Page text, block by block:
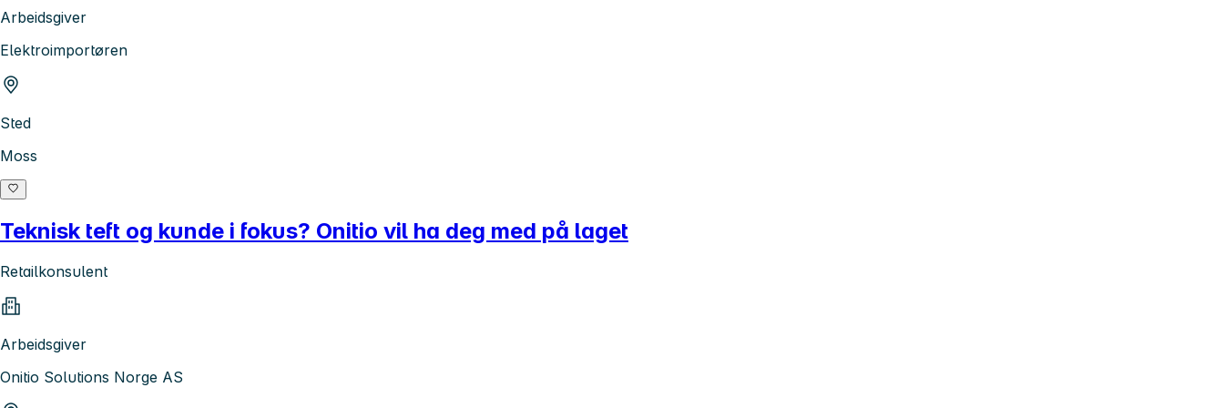
Arbeidsgiver
Elektroimportøren
Sted
Moss
Teknisk teft og kunde i fokus? Onitio vil ha deg med på laget
Retailkonsulent
Arbeidsgiver
Onitio Solutions Norge AS